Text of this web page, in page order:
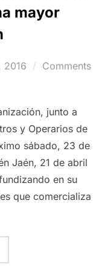
mayor
2016
Comments
junto a
y Operarios de
sábado, 23 de
Jaén, 21 de abril
en su
que comercializa